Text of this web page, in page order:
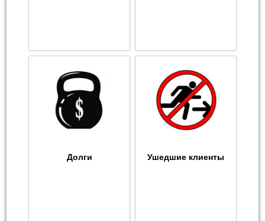
Долги Ушедшие клиенты